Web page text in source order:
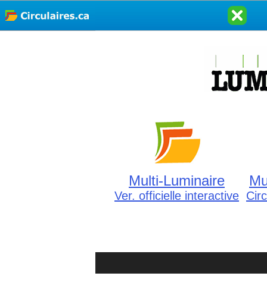
Multi-Luminaire
Ver. officielle interactive